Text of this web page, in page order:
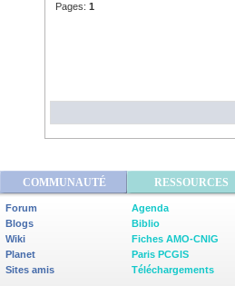
Pages: 1
COMMUNAUTÉ RESSOURCES
Forum
Blogs
Wiki
Planet
Sites amis
Agenda
Biblio
Fiches AMO-CNIG
Paris PCGIS
Téléchargements